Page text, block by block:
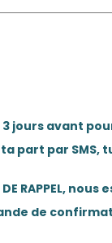
3 jours avant
part par SMS,
RAPPEL, nous
de